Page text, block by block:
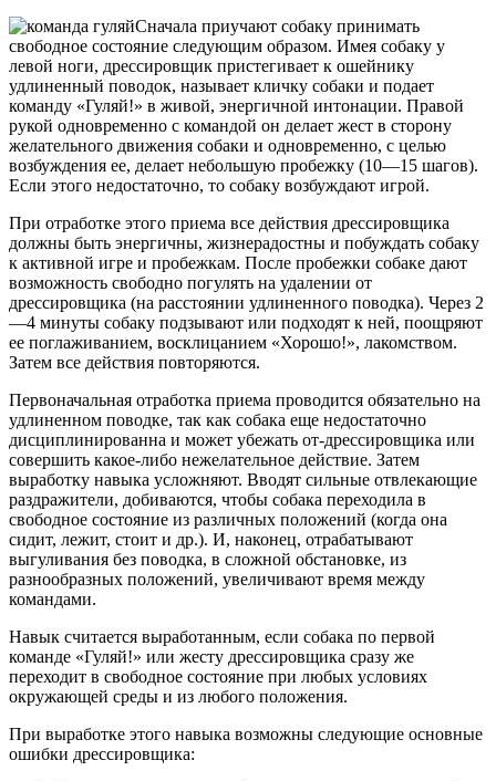
Сначала приучают собаку принимать
свободное состояние сле­дующим образом. Имея собаку у
левой ноги, дрессировщик при­стегивает к ошейнику
удлиненный поводок, называет кличку собаки и подает
команду «Гуляй!» в живой, энергичной интонации. Правой
рукой одновременно с командой он делает жест в сторону
жела­тельного движения собаки и одновременно, с целью
возбуждения ее, делает небольшую пробежку (10—15 шагов).
Если этого недо­статочно, то собаку возбуждают игрой.
При отработке этого приема все действия дрессировщика
долж­ны быть энергичны, жизнерадостны и побуждать собаку
к активной игре и пробежкам. После пробежки собаке дают
возможность сво­бодно погулять на удалении от
дрессировщика (на расстоянии удлиненного поводка). Через 2
—4 минуты собаку подзывают или подходят к ней, поощряют
ее поглаживанием, восклицанием «Хо­рошо!», лакомством.
Затем все действия повторяются.
Первоначальная отработка приема проводится обязательно на
удлиненном поводке, так как собака еще недостаточно
дисципли­нированна и может убежать от-дрессировщика или
совершить какое-либо нежелательное действие. Затем
выработку навыка усложняют. Вводят сильные отвлекающие
раздражители, добиваются, чтобы собака переходила в
свободное состояние из различных положений (когда она
сидит, лежит, стоит и др.). И, наконец, отрабатывают
выгуливания без поводка, в сложной обстановке, из
разнообразных положений, увеличивают время между
командами.
Навык считается выработанным, если собака по первой
команде «Гуляй!» или жесту дрессировщика сразу же
переходит в свободное состояние при любых условиях
окружающей среды и из любого положения.
При выработке этого навыка возможны следующие основные
ошибки дрессировщика: